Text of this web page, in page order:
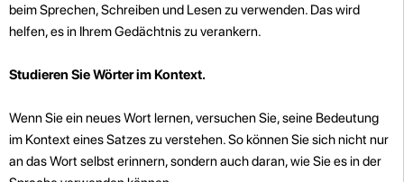
beim Sprechen, Schreiben und Lesen zu verwenden. Das wird
helfen, es in Ihrem Gedächtnis zu verankern.
Studieren Sie Wörter im Kontext.
Wenn Sie ein neues Wort lernen, versuchen Sie, seine Bedeutung
im Kontext eines Satzes zu verstehen. So können Sie sich nicht nur
an das Wort selbst erinnern, sondern auch daran, wie Sie es in der